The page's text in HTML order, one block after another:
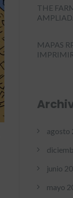
THE
MAPAS
agosto
junio
mayo